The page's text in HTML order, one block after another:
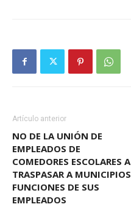
Artículo anterior
NO DE LA UNIÓN DE
EMPLEADOS DE
COMEDORES ESCOLARES A
TRASPASAR A MUNICIPIOS
FUNCIONES DE SUS
EMPLEADOS